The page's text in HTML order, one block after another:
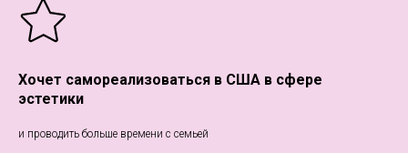
Хочет самореализоваться в США в сфере
эстетики
и проводить больше времени с семьей